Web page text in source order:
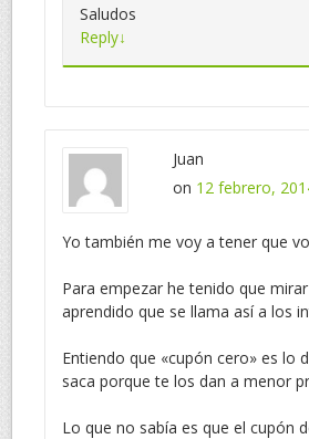
Saludos
Reply↓
Juan
on 12 febrero,
Yo también me voy a tener que
Para empezar he tenido que
aprendido que se llama así a los
Entiendo que «cupón cero» es lo
saca porque te los dan a menor
Lo que no sabía es que el cupón